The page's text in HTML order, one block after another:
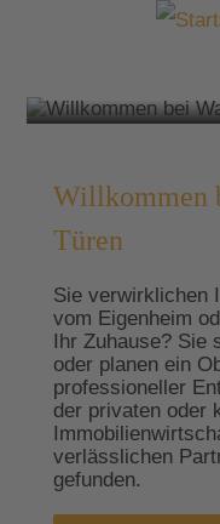
Willkommen
Türen
Sie verwirklichen
vom Eigenheim
Ihr Zuhause? Sie
oder planen ein
professioneller
der privaten oder
verlässlichen
gefunden.